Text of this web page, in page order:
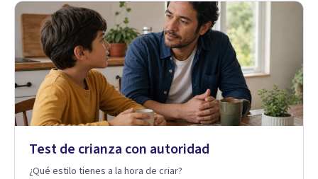
Test de crianza con autoridad
¿Qué estilo tienes a la hora de criar?